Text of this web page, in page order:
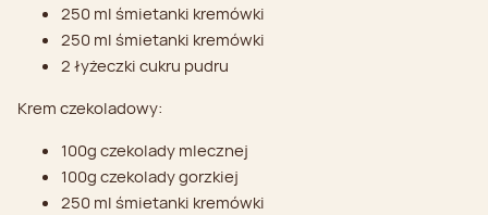
250 ml śmietanki kremówki
250 ml śmietanki kremówki
2 łyżeczki cukru pudru
Krem czekoladowy:
100g czekolady mlecznej
100g czekolady gorzkiej
250 ml śmietanki kremówki